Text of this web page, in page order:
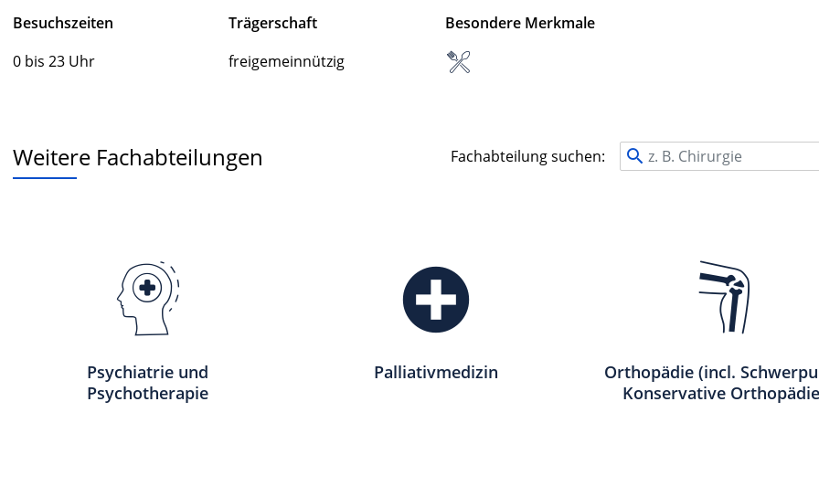
Besuchszeiten
0 bis 23 Uhr
Trägerschaft
freigemeinnützig
Besondere Merkmale
Weitere Fachabteilungen Fachabteilung suchen:
Psychiatrie und
Psychotherapie
Palliativmedizin
Orthopädie (incl.
Konservative